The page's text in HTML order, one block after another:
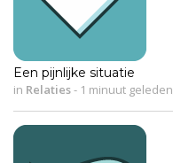
Een pijnlijke situatie
in Relaties- 1 minuut geleden